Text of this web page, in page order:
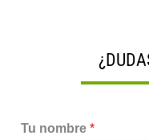
Tu nombre *